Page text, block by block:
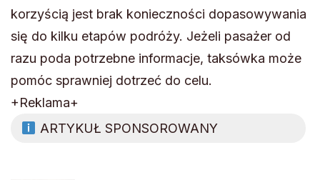
korzyścią jest brak konieczności dopasowywania
się do kilku etapów podróży. Jeżeli pasażer od
razu poda potrzebne informacje, taksówka może
pomóc sprawniej dotrzeć do celu.
+Reklama+
ARTYKUŁ SPONSOROWANY